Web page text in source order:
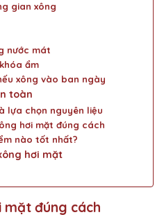
gian xông
nước mát
ẩm
xông vào ban ngày
toàn
lựa chọn nguyên liệu
hơi mặt đúng cách
nào tốt nhất?
hơi mặt
mặt đúng cách